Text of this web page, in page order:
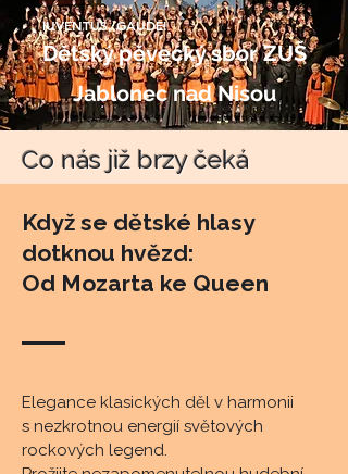
IUVENTUS, GAUDE!
Dětský pěvecký sbor ZUŠ
Jablonec nad Nisou
Co nás již brzy čeká
Když se dětské hlasy
dotknou hvězd:
Od Mozarta ke Queen
​Elegance klasických děl v harmonii
s nezkrotnou energií světových
rockových legend.